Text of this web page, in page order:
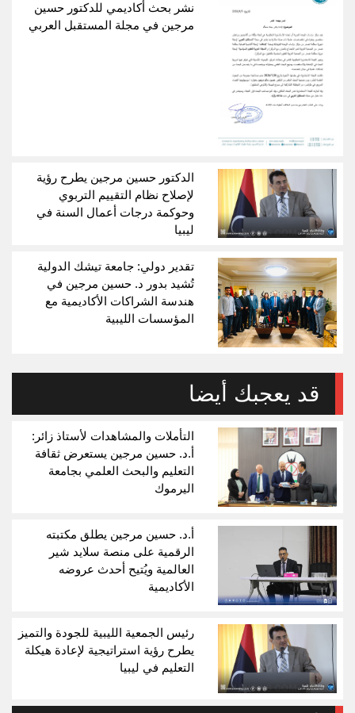
نشر بحث أكاديمي للدكتور حسين
مرجين في مجلة المستقبل العربي
الدكتور حسين مرجين يطرح رؤية
لإصلاح نظام التقييم التربوي
وحوكمة درجات أعمال السنة في
ليبيا
تقدير دولي: جامعة تيشك الدولية
تُشيد بدور د. حسين مرجين في
هندسة الشراكات الأكاديمية مع
المؤسسات الليبية
قد يعجبك أيضا
التأملات والمشاهدات لأستاذ زائر:
أ.د. حسين مرجين يستعرض ثقافة
التعليم والبحث العلمي بجامعة
اليرموك
أ.د. حسين مرجين يطلق مكتبته
الرقمية على منصة سلايد شير
العالمية ويُتيح أحدث عروضه
الأكاديمية
رئيس الجمعية الليبية للجودة والتميز
يطرح رؤية استراتيجية لإعادة هيكلة
التعليم في ليبيا